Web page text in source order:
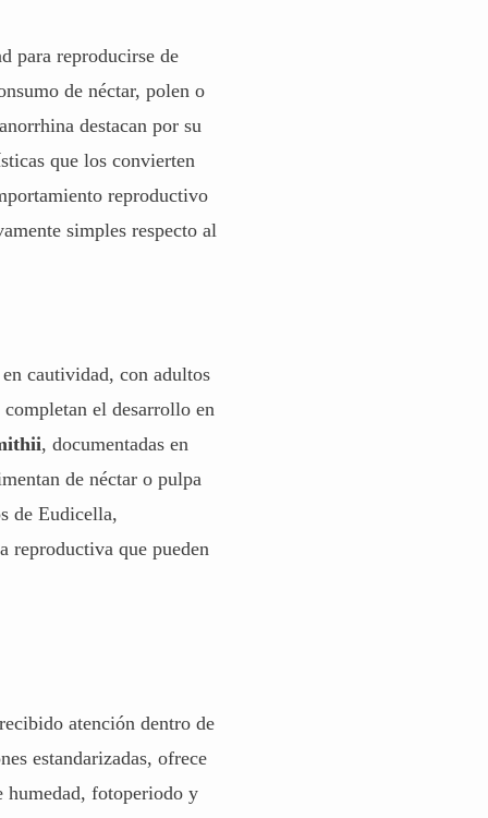
para reproducirse de
de néctar, polen o
destacan por su
que los convierten
reproductivo
simples respecto al
cautividad, con adultos
el desarrollo en
, documentadas en
de néctar o pulpa
de Eudicella,
reproductiva que pueden
atención dentro de
estandarizadas, ofrece
humedad, fotoperiodo y